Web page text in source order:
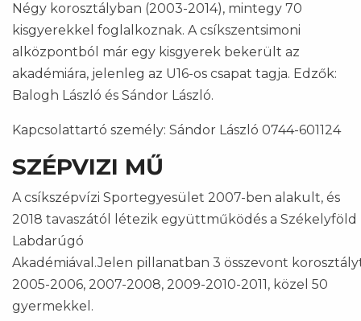
Négy korosztályban (2003-2014), mintegy 70
kisgyerekkel foglalkoznak. A csíkszentsimoni
alközpontból már egy kisgyerek bekerült az
akadémiára, jelenleg az U16-os csapat tagja. Edzők:
Balogh László és Sándor László.
Kapcsolattartó személy: Sándor László 0744-601124
SZÉPVIZI MŰ
A csíkszépvízi Sportegyesület 2007-ben alakult, és
2018 tavaszától létezik együttműködés a Székelyföld
Labdarúgó
Akadémiával.Jelen pillanatban 3 összevont
2005-2006, 2007-2008, 2009-2010-2011, közel 50
gyermekkel.